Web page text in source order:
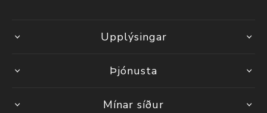
Upplýsingar
Þjónusta
Mínar síður